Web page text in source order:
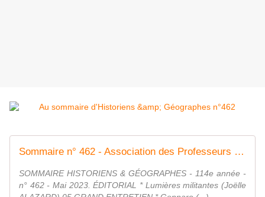
Sommaire n° 462 - Association des Professeurs d'Histoire et de Géographie
SOMMAIRE HISTORIENS & GÉOGRAPHES - 114e année -
n° 462 - Mai 2023. ÉDITORIAL * Lumières militantes (Joëlle